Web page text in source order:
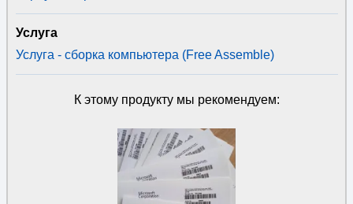
Услуга
Услуга - сборка компьютера (Free Assemble)
К этому продукту мы рекомендуем: